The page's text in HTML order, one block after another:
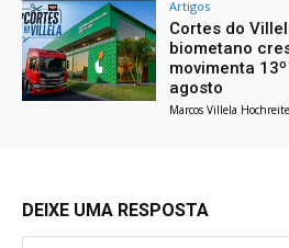
Artigos
Cortes do
biometano
movimenta
agosto
Marcos Villela
DEIXE UMA RESPOSTA